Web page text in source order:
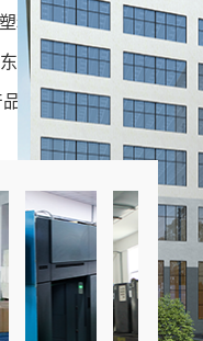
有设计、印刷、生产、制作一条龙
航7色柔印机和进口海
质量稳定，通过了
。我们的纸杯 、注塑杯
、政府机关等领域，产
美品质”的宗旨，赢得广